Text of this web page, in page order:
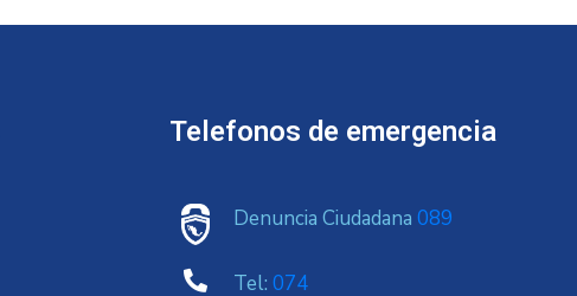
Telefonos de emergencia
Denuncia Ciudadana 089
Tel: 074